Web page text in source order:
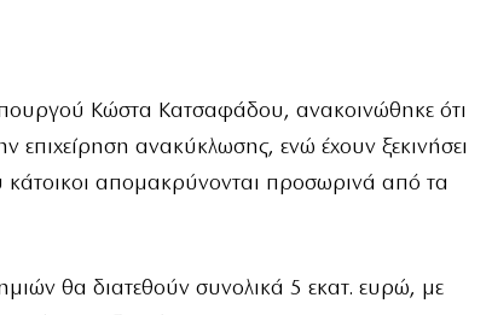
Κώστα Κατσαφάδου, ανακοινώθηκε ότι
επιχείρηση ανακύκλωσης, ενώ έχουν ξεκινήσει
απομακρύνονται προσωρινά από τα
θα διατεθούν συνολικά 5 εκατ. ευρώ, με